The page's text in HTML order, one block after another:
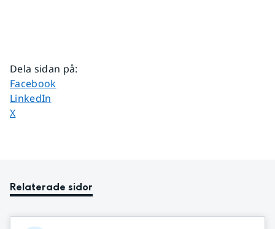
Dela sidan på:
Dela sidan på
Facebook
Dela sidan på
LinkedIn
Dela sidan på
X
Relaterade sidor